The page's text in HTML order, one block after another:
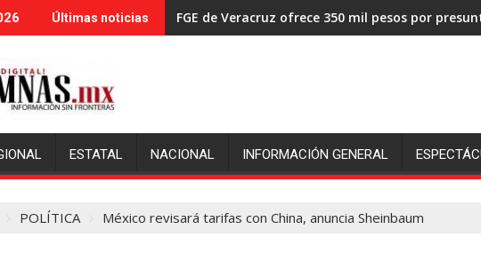
Últimas noticias FGE de Veracruz ofrece 350 mil pesos por
ESTATAL NACIONAL INFORMACIÓN GENERAL
POLÍTICA México revisará tarifas con China, anuncia Sheinbaum